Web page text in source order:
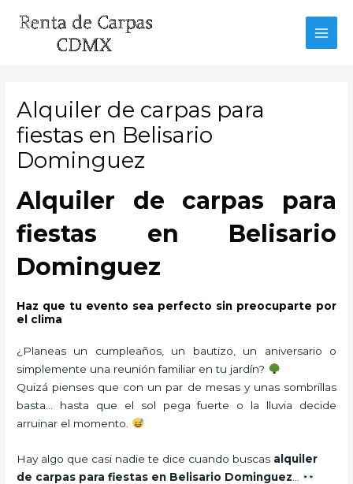
Alquiler de carpas para
fiestas en Belisario
Dominguez
Alquiler de carpas para
fiestas en Belisario
Dominguez
Haz que tu evento sea perfecto sin preocuparte por
el clima
¿Planeas un cumpleaños, un bautizo, un aniversario o
simplemente una reunión familiar en tu jardín?
Quizá pienses que con un par de mesas y unas sombrillas
basta… hasta que el sol pega fuerte o la lluvia decide
arruinar el momento.
Hay algo que casi nadie te dice cuando buscas alquiler
de carpas para fiestas en Belisario Dominguez